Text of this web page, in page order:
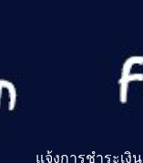
แจ้งการชำระเงิน